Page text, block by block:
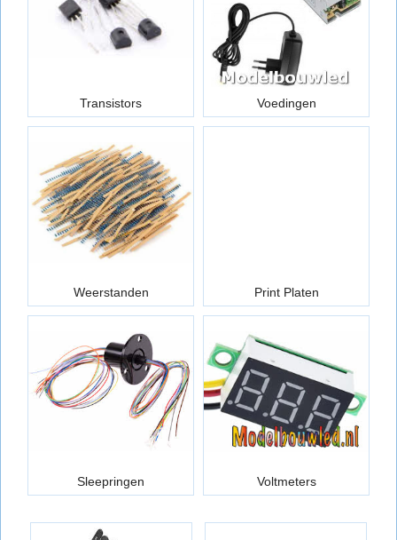
Transistors Voedingen
Weerstanden Print Platen
Sleepringen Voltmeters